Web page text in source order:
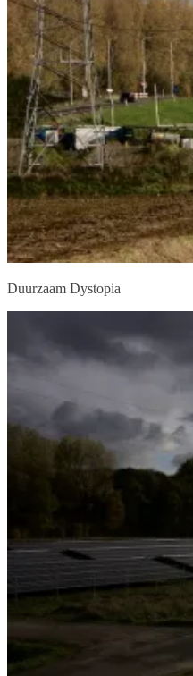
Duurzaam Dystopia